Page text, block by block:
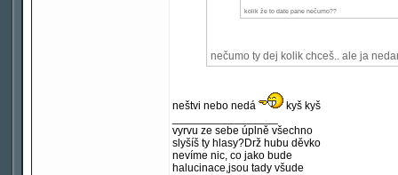
kolik že to date pane nečumo??
nečumo ty dej kolik chceš.. ale ja
neštvi nebo nedá
kyš kyš
vyrvu ze sebe úplně všechno
slyšíš ty hlasy?Drž hubu děvko
nevíme nic, co jako bude
halucinace,jsou tady všude